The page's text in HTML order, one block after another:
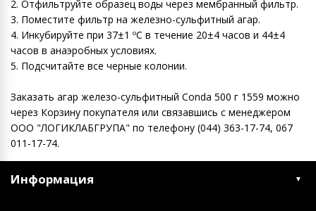
2. Отфильтруйте образец воды через мембранный фильтр.
3. Поместите фильтр на железно-сульфитный агар.
4. Инкубируйте при 37±1 ºC в течение 20±4 часов и 44±4
часов в анаэробных условиях.
5. Подсчитайте все черные колонии.
Заказать агар железо-сульфитный Conda 500 г 1559 можно
через Корзину покупателя или связавшись с менеджером
ООО "ЛОГИКЛАБГРУПА" по телефону (044) 363-17-74, 067
011-17-74.
Информация